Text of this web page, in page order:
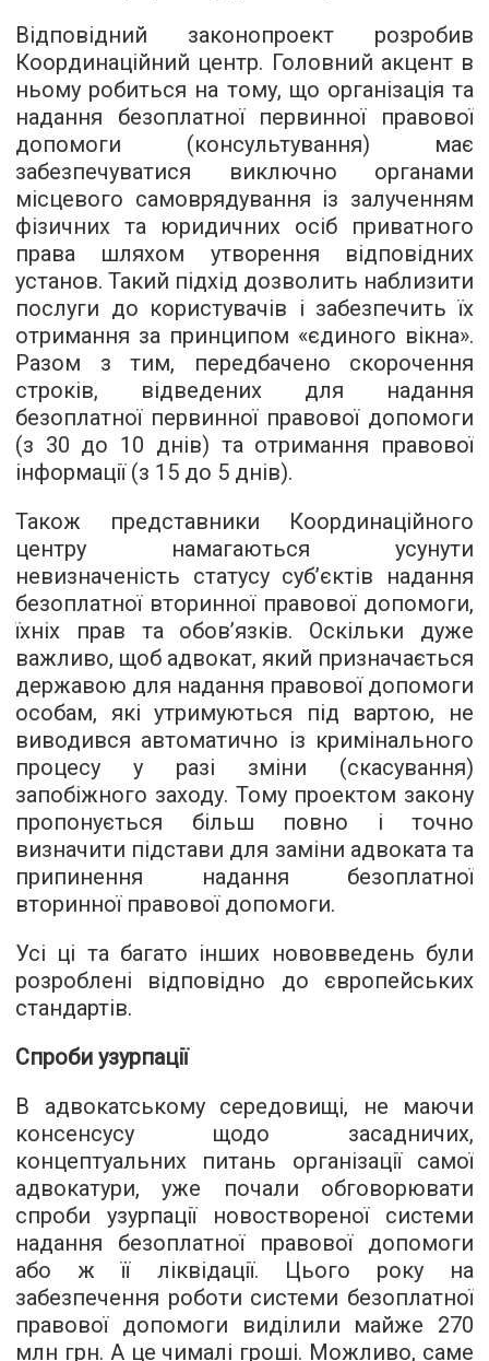
Відповідний законопроект розробив
Координаційний центр. Головний акцент в
ньому робиться на тому, що організація та
надання безоплатної первинної правової
допомоги (консультування) має
забезпечуватися виключно органами
місцевого самоврядування із залученням
фізичних та юридичних осіб приватного
права шляхом утворення відповідних
установ. Такий підхід дозволить наблизити
послуги до користувачів і забезпечить їх
отримання за принципом «єдиного вікна».
Разом з тим, передбачено скорочення
строків, відведених для надання
безоплатної первинної правової допомоги
(з 30 до 10 днів) та отримання правової
інформації (з 15 до 5 днів).
Також представники Координаційного
центру намагаються усунути
невизначеність статусу суб’єктів надання
безоплатної вторинної правової допомоги,
їхніх прав та обов’язків. Оскільки дуже
важливо, щоб адвокат, який призначається
державою для надання правової допомоги
особам, які утримуються під вартою, не
виводився автоматично із кримінального
процесу у разі зміни (скасування)
запобіжного заходу. Тому проектом закону
пропонується більш повно і точно
визначити підстави для заміни адвоката та
припинення надання безоплатної
вторинної правової допомоги.
Усі ці та багато інших нововведень були
розроблені відповідно до європейських
стандартів.
Спроби узурпації
В адвокатському середовищі, не маючи
консенсусу щодо засадничих,
концептуальних питань організації самої
адвокатури, уже почали обговорювати
спроби узурпації новоствореної системи
надання безоплатної правової допомоги
або ж її ліквідації. Цього року на
забезпечення роботи системи безоплатної
правової допомоги виділили майже 270
млн грн. А це чималі гроші. Можливо, саме